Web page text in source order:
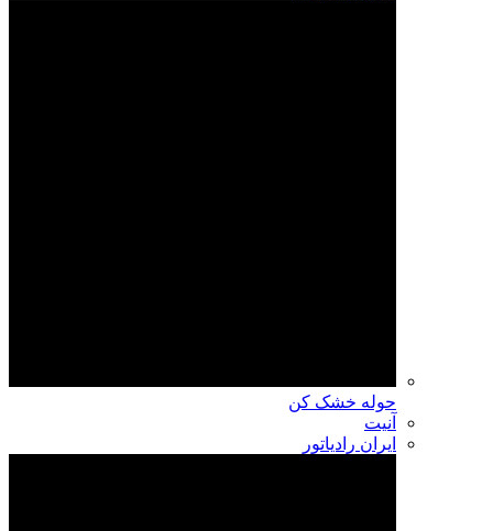
حوله خشک کن
آنیت
ایران رادیاتور